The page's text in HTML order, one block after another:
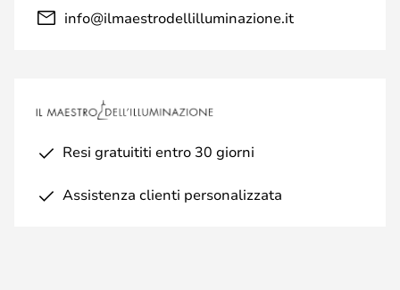
info@ilmaestrodellilluminazione.it
Resi gratuititi entro 30 giorni
Assistenza clienti personalizzata